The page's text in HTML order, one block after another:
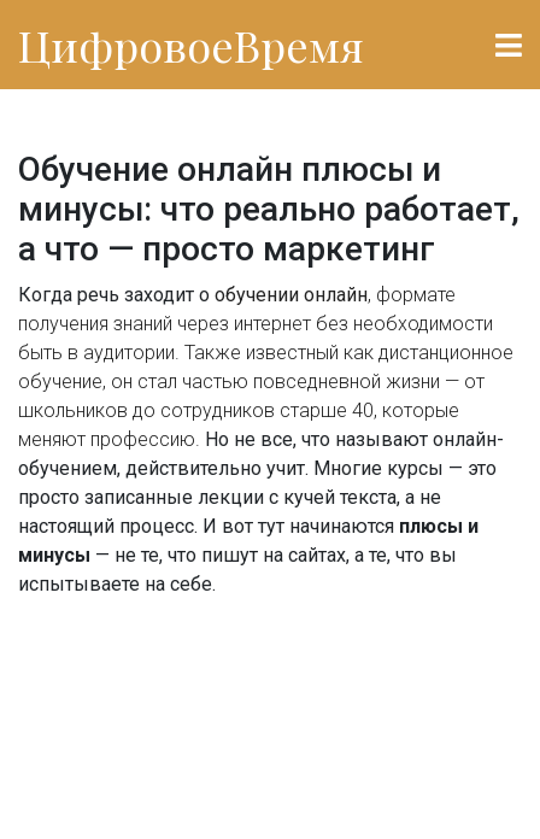
ЦифровоеВремя
Обучение онлайн плюсы и
минусы: что реально работает,
а что — просто маркетинг
Когда речь заходит о обучении онлайн, формате
получения знаний через интернет без необходимости
быть в аудитории. Также известный как дистанционное
обучение, он стал частью повседневной жизни — от
школьников до сотрудников старше 40, которые
меняют профессию. Но не все, что называют онлайн-
обучением, действительно учит. Многие курсы — это
просто записанные лекции с кучей текста, а не
настоящий процесс. И вот тут начинаются плюсы и
минусы — не те, что пишут на сайтах, а те, что вы
испытываете на себе.